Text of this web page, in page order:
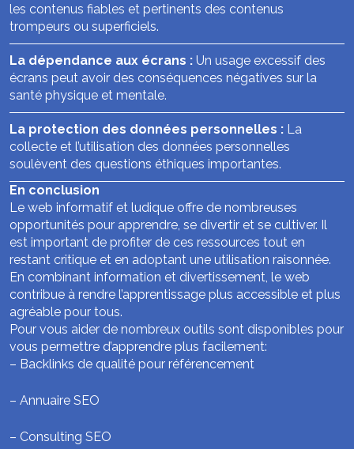
les contenus fiables et pertinents des contenus
trompeurs ou superficiels.
La dépendance aux écrans : Un usage excessif des
écrans peut avoir des conséquences négatives sur la
santé physique et mentale.
La protection des données personnelles : La
collecte et l’utilisation des données personnelles
soulèvent des questions éthiques importantes.
En conclusion
Le web informatif et ludique offre de nombreuses
opportunités pour apprendre, se divertir et se cultiver. Il
est important de profiter de ces ressources tout en
restant critique et en adoptant une utilisation raisonnée.
En combinant information et divertissement, le web
contribue à rendre l’apprentissage plus accessible et plus
agréable pour tous.
Pour vous aider de nombreux outils sont disponibles pour
vous permettre d’apprendre plus facilement:
– Backlinks de qualité pour référencement
– Annuaire SEO
– Consulting SEO